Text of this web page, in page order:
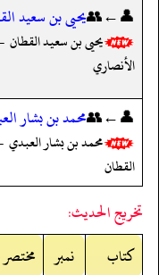
👤←👥يحيى بن سعيد
يحيى بن سعيد
الأنصاري
👤←👥محمد بن بشار
محمد بن بشار
القطان
تخريج الحديث:
کتاب
نمبر